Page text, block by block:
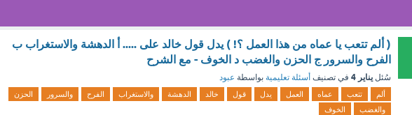
( ألم تتعب يا عماه من هذا العمل ؟! ) يدل قول خالد على ..... أ الدهشة والاستغراب ب
الفرح والسرور ج الحزن والغضب د الخوف - مع الشرح
سُئل يناير 4 في تصنيف أسئلة تعليمية بواسطة عبود
ألم تتعب عماه العمل يدل قول خالد الدهشة والاستغراب الفرح والسرور
الحزن
والغضب
الخوف